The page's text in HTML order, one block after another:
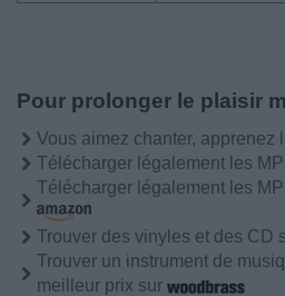
Pour prolonger le plaisir
Vous aimez chanter, apprenez
Télécharger légalement les
Télécharger légalement les
Trouver des vinyles et des CD
Trouver un instrument de
meilleur prix sur